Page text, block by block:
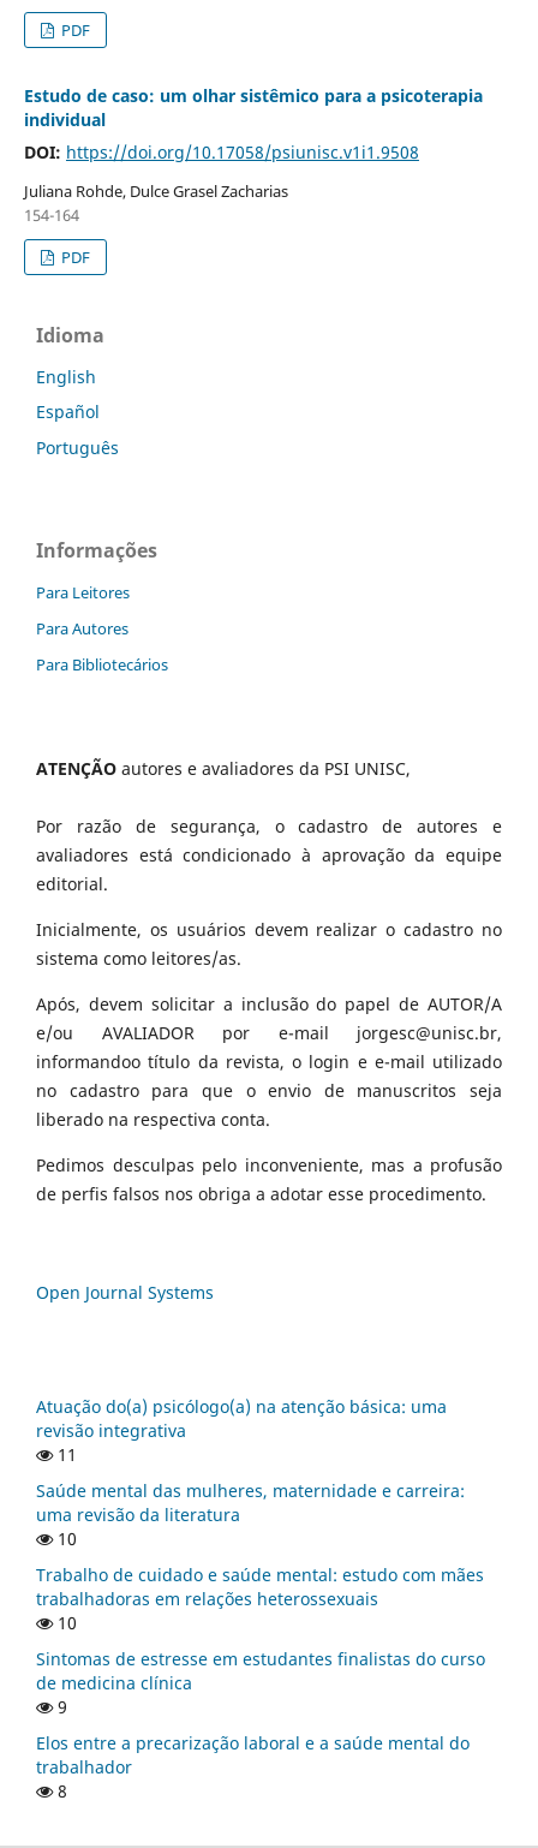
PDF
Estudo de caso: um olhar sistêmico para a psicoterapia
individual
DOI: https://doi.org/10.17058/psiunisc.v1i1.9508
Juliana Rohde, Dulce Grasel Zacharias
154-164
PDF
Idioma
English
Español
Português
Informações
Para Leitores
Para Autores
Para Bibliotecários
ATENÇÃO autores e avaliadores da PSI UNISC,
Por razão de segurança, o cadastro de autores e
avaliadores está condicionado à aprovação da equipe
editorial.
Inicialmente, os usuários devem realizar o cadastro no
sistema como leitores/as.
Após, devem solicitar a inclusão do papel de AUTOR/A
e/ou AVALIADOR por e-mail jorgesc@unisc.br,
informandoo título da revista, o login e e-mail utilizado
no cadastro para que o envio de manuscritos seja
liberado na respectiva conta.
Pedimos desculpas pelo inconveniente, mas a profusão
de perfis falsos nos obriga a adotar esse procedimento.
Open Journal Systems
Atuação do(a) psicólogo(a) na atenção básica: uma
revisão integrativa
11
Saúde mental das mulheres, maternidade e carreira:
uma revisão da literatura
10
Trabalho de cuidado e saúde mental: estudo com mães
trabalhadoras em relações heterossexuais
10
Sintomas de estresse em estudantes finalistas do curso
de medicina clínica
9
Elos entre a precarização laboral e a saúde mental do
trabalhador
8